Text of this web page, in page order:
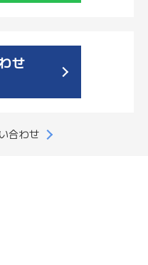
せ
合わせ